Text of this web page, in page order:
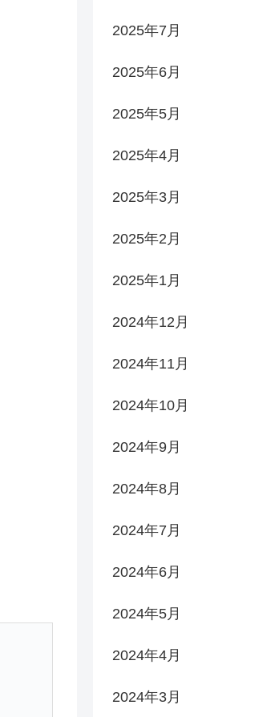
2025年7月
2025年6月
2025年5月
2025年4月
2025年3月
2025年2月
2025年1月
2024年12月
2024年11月
2024年10月
2024年9月
2024年8月
2024年7月
2024年6月
2024年5月
2024年4月
2024年3月